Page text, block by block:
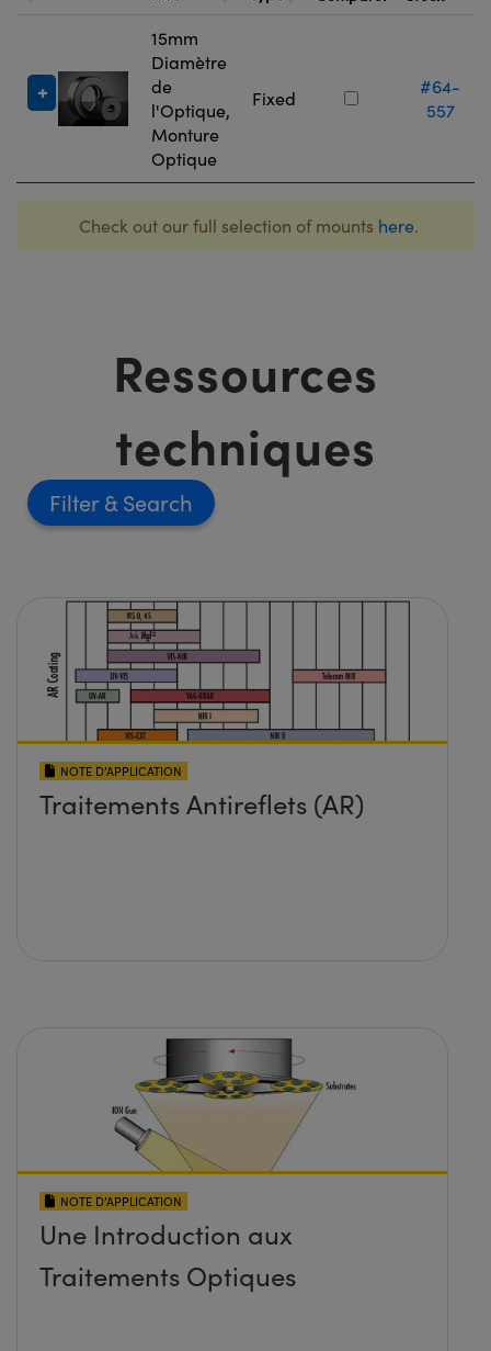
15mm
Diamètre
de
l'Optique,
Monture
Optique
Fixed
#64-
557
Check out our full selection of mounts here.
Ressources
techniques
Filter
NOTE D’APPLICATION
Traitements Antireflets (AR)
NOTE D’APPLICATION
Une Introduction aux
Traitements Optiques